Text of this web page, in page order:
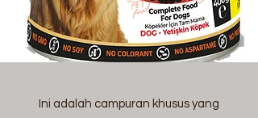
Ini adalah campuran khusus yang